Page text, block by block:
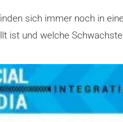
sich immer noch in
ist und welche